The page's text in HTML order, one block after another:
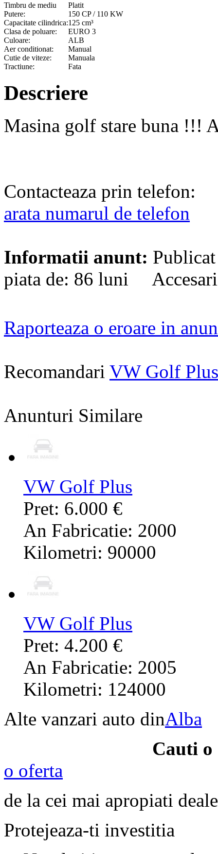
Timbru de mediu
Platit
Putere:
150 CP / 110 KW
Capacitate cilindrica:125 cm³
Clasa de poluare:
EURO 3
Culoare:
ALB
Aer conditionat:
Manual
Cutie de viteze:
Manuala
Tractiune:
Fata
Descriere
Masina golf stare buna !!!
Contacteaza prin telefon:
arata numarul de telefon
Informatii anunt:
piata de: 86 luni
Raporteaza o eroare in
Recomandari VW Golf
Anunturi Similare
VW Golf Plus
Pret: 6.000 €
An Fabricatie: 2000
Kilometri: 90000
VW Golf Plus
Pret: 4.200 €
An Fabricatie: 2005
Kilometri: 124000
Alte vanzari auto dinAlba
Cauti o
o oferta
de la cei mai apropiati
Protejeaza-ti investitia